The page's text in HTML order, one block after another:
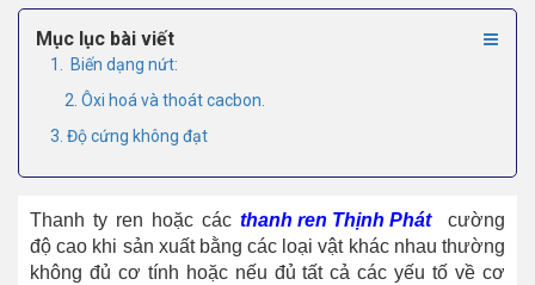
Mục lục bài viết
1. Biến dạng nứt:
2. Ôxi hoá và thoát cacbon.
3. Độ cứng không đạt
Thanh ty ren hoặc các thanh ren Thịnh Phát
cường
độ cao khi sản xuất bằng các loại vật khác nhau thường
không đủ cơ tính hoặc nếu đủ tất cả các yếu tố về cơ